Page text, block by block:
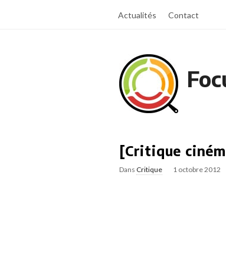
Actualités Contact
[Critique
Dans Critique 1 octobre 2012